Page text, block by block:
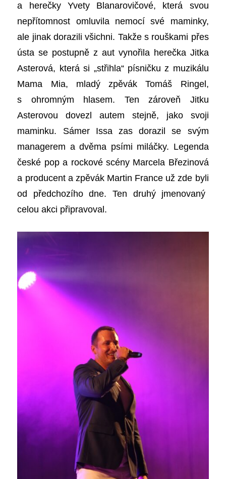
a herečky Yvety Blanarovičové, která svou
nepřítomnost omluvila nemocí své maminky,
ale jinak dorazili všichni. Takže s rouškami přes
ústa se postupně z aut vynořila herečka Jitka
Asterová, která si „střihla“ písničku z muzikálu
Mama Mia, mladý zpěvák Tomáš Ringel,
s ohromným hlasem. Ten zároveň Jitku
Asterovou dovezl autem stejně, jakosvoji
maminku. Sámer Issa zasdorazil se svým
managerem a dvěma psími miláčky. Legenda
české pop a rockové scény Marcela Březinová
a producent a zpěvák Martin France už zde byl i
od předchozího dne. Ten druhý jmenovaný
celou akci připravoval.